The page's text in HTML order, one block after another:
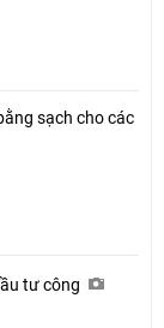
sạch cho các
tư công